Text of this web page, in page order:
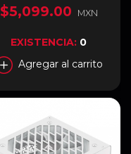
THOR-850P2-GAMING
$5,099.00 MXN
EXISTENCIA: 0
Agregar al carrito